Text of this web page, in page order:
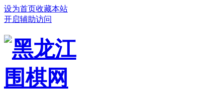
设为首页收藏本站
开启辅助访问